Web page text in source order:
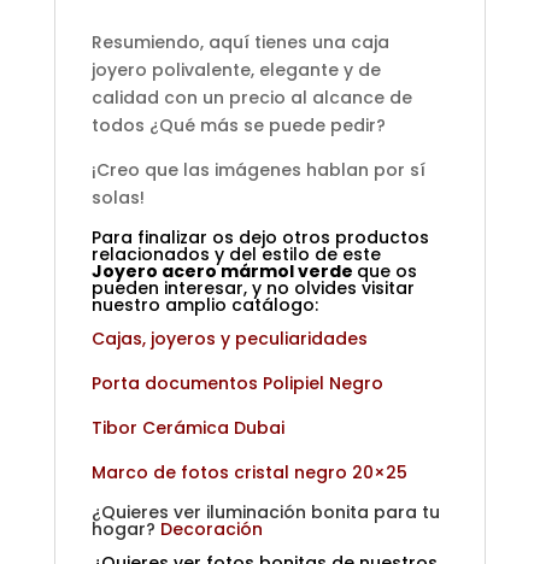
Resumiendo, aquí tienes una caja
joyero polivalente, elegante y de
calidad con un precio al alcance de
todos ¿Qué más se puede pedir?
¡Creo que las imágenes hablan por sí
solas!
Para finalizar os dejo otros productos
relacionados y del estilo de este
Joyero acero mármol verde que os
pueden interesar, y no olvides visitar
nuestro amplio catálogo:
Cajas, joyeros y peculiaridades
Porta documentos Polipiel Negro
Tibor Cerámica Dubai
Marco de fotos cristal negro 20×25
¿Quieres ver iluminación bonita para tu
hogar? Decoración